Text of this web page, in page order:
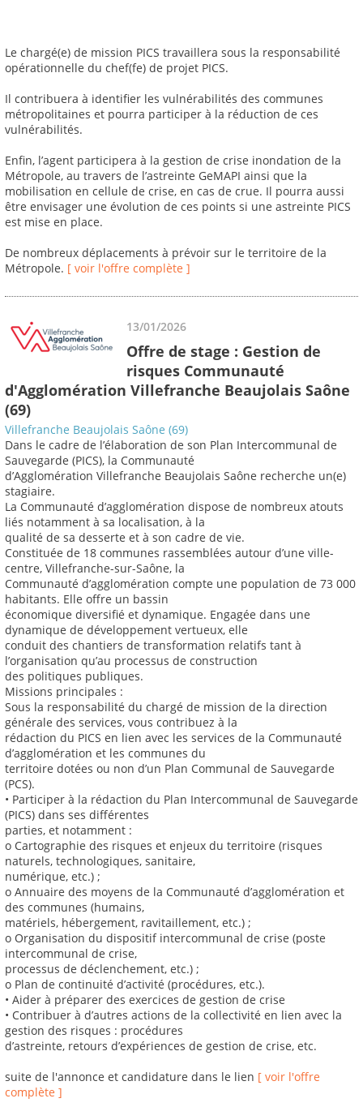
Le chargé(e) de mission PICS travaillera sous la responsabilité
opérationnelle du chef(fe) de projet PICS.
Il contribuera à identifier les vulnérabilités des communes
métropolitaines et pourra participer à la réduction de ces
vulnérabilités.
Enfin, l’agent participera à la gestion de crise inondation de la
Métropole, au travers de l’astreinte GeMAPI ainsi que la
mobilisation en cellule de crise, en cas de crue. Il pourra aussi
être envisager une évolution de ces points si une astreinte PICS
est mise en place.
De nombreux déplacements à prévoir sur le territoire de la
Métropole. [ voir l'offre complète ]
13/01/2026
Offre de stage : Gestion de
risques Communauté
d'Agglomération Villefranche Beaujolais Saône
(69)
Villefranche Beaujolais Saône (69)
Dans le cadre de l’élaboration de son Plan Intercommunal de
Sauvegarde (PICS), la Communauté
d’Agglomération Villefranche Beaujolais Saône recherche un(e)
stagiaire.
La Communauté d’agglomération dispose de nombreux atouts
liés notamment à sa localisation, à la
qualité de sa desserte et à son cadre de vie.
Constituée de 18 communes rassemblées autour d’une ville-
centre, Villefranche-sur-Saône, la
Communauté d’agglomération compte une population de 73 000
habitants. Elle offre un bassin
économique diversifié et dynamique. Engagée dans une
dynamique de développement vertueux, elle
conduit des chantiers de transformation relatifs tant à
l’organisation qu’au processus de construction
des politiques publiques.
Missions principales :
Sous la responsabilité du chargé de mission de la direction
générale des services, vous contribuez à la
rédaction du PICS en lien avec les services de la Communauté
d’agglomération et les communes du
territoire dotées ou non d’un Plan Communal de Sauvegarde
(PCS).
• Participer à la rédaction du Plan Intercommunal de Sauvegarde
(PICS) dans ses différentes
parties, et notamment :
o Cartographie des risques et enjeux du territoire (risques
naturels, technologiques, sanitaire,
numérique, etc.) ;
o Annuaire des moyens de la Communauté d’agglomération et
des communes (humains,
matériels, hébergement, ravitaillement, etc.) ;
o Organisation du dispositif intercommunal de crise (poste
intercommunal de crise,
processus de déclenchement, etc.) ;
o Plan de continuité d’activité (procédures, etc.).
• Aider à préparer des exercices de gestion de crise
• Contribuer à d’autres actions de la collectivité en lien avec la
gestion des risques : procédures
d’astreinte, retours d’expériences de gestion de crise, etc.
suite de l'annonce et candidature dans le lien [ voir l'offre
complète ]